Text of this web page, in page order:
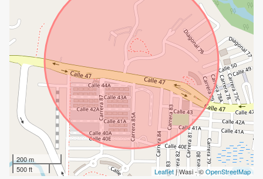
200 m
500 ft
Leaflet | Wasi - ©OpenStreetMap